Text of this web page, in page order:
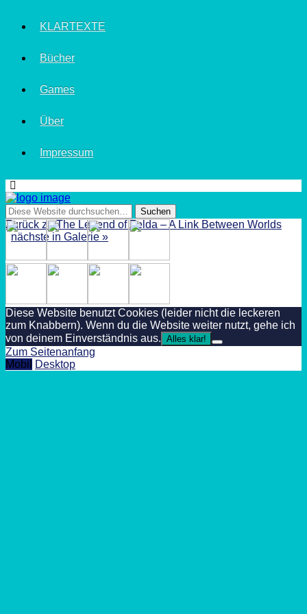
KLARTEXTE
Bücher
Games
Über
Impressum
Zurück zu The Legend of Zelda – A Link Between Worlds
nächste in Galerie »
Diese Website benutzt Cookies (leider nicht die leckeren
zum Knabbern). Wenn du die Website weiter nutzt, gehe ich
von deinem Einverständnis aus. Alles klar!
Zum Seitenanfang
Mobil
Desktop